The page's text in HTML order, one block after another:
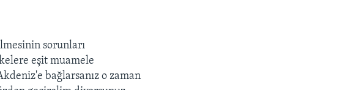
sorunları
eşit muamele
bağlarsanız o zaman